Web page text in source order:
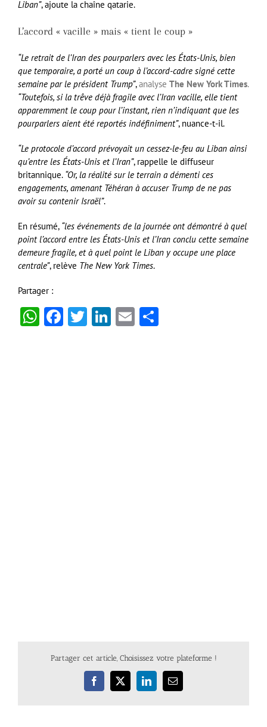
Liban”, ajoute la chaîne qatarie.
L’accord « vacille » mais « tient le coup »
“Le retrait de l’Iran des pourparlers avec les États-Unis, bien
que temporaire, a porté un coup à l’accord-cadre signé cette
semaine par le président Trump”,analyse The New York Times.
“Toutefois, si la trêve déjà fragile avec l’Iran vacille, elle tient
apparemment le coup pour l’instant, rien n’indiquant que les
pourparlers aient été reportés indéfiniment”, nuance-t-il.
“Le protocole d’accord prévoyait un cessez-le-feu au Liban ainsi
qu’entre les États-Unis et l’Iran”, rappelle le diffuseur
britannique. “Or, la réalité sur le terrain a démenti ces
engagements, amenant Téhéran à accuser Trump de ne pas
avoir su contenir Israël”.
En résumé, “les événements de la journée ont démontré à quel
point l’accord entre les États-Unis et l’Iran conclu cette semaine
demeure fragile, et à quel point le Liban y occupe une place
centrale”, relève The New York Times.
Partager :
WhatsApp
Facebook
Twitter
LinkedIn
Email
Partager cet article, Choisissez votre plateforme !
Facebook
X LinkedInEmail